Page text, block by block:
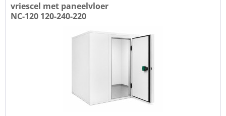
vriescel met paneelvloer
NC-120 120-240-220